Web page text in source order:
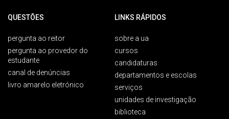
QUESTÕES
pergunta ao reitor
pergunta ao provedor do
estudante
canal de denúncias
livro amarelo eletrónico
LINKS RÁPIDOS
sobre a ua
cursos
candidaturas
departamentos e escolas
serviços
unidades de investigação
biblioteca